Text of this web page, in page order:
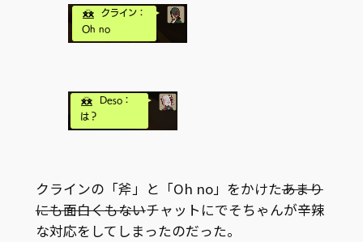
クラインの「斧」と「Oh no」をかけたあまり
にも面白くもないチャットにでそちゃんが辛辣
な対応をしてしまったのだった。